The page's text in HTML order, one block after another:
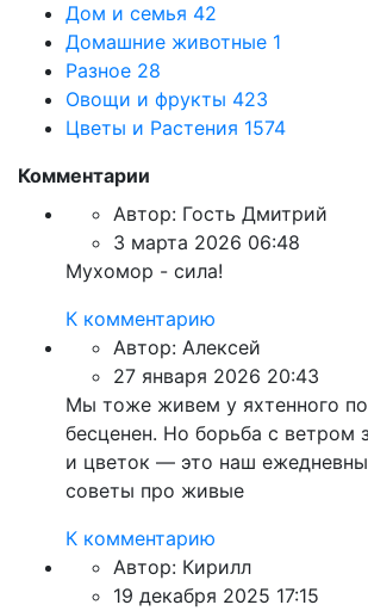
Дом и семья 42
Домашние животные 1
Разное 28
Овощи и фрукты 423
Цветы и Растения 1574
Комментарии
Автор: Гость Дмитрий
3 марта 2026 06:48
Мухомор - сила!
К комментарию
Автор: Алексей
27 января 2026 20:43
Мы тоже живем у яхтенного
бесценен. Но борьба с ветром
и цветок — это наш
советы про живые
К комментарию
Автор: Кирилл
19 декабря 2025 17:15